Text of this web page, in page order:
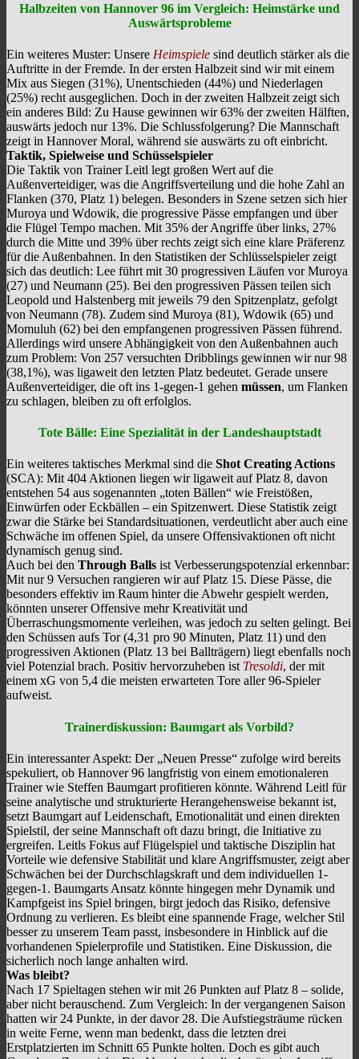
Halbzeiten von Hannover 96 im Vergleich: Heimstärke und
Auswärtsprobleme
Ein weiteres Muster: Unsere Heimspiele sind deutlich stärker als die
Auftritte in der Fremde. In der ersten Halbzeit sind wir mit einem
Mix aus Siegen (31%), Unentschieden (44%) und Niederlagen
(25%) recht ausgeglichen. Doch in der zweiten Halbzeit zeigt sich
ein anderes Bild: Zu Hause gewinnen wir 63% der zweiten Hälften,
auswärts jedoch nur 13%. Die Schlussfolgerung? Die Mannschaft
zeigt in Hannover Moral, während sie auswärts zu oft einbricht.
Taktik, Spielweise und Schüsselspieler
Die Taktik von Trainer Leitl legt großen Wert auf die
Außenverteidiger, was die Angriffsverteilung und die hohe Zahl an
Flanken (370, Platz 1) belegen. Besonders in Szene setzen sich hier
Muroya und Wdowik, die progressive Pässe empfangen und über
die Flügel Tempo machen. Mit 35% der Angriffe über links, 27%
durch die Mitte und 39% über rechts zeigt sich eine klare Präferenz
für die Außenbahnen. In den Statistiken der Schlüsselspieler zeigt
sich das deutlich: Lee führt mit 30 progressiven Läufen vor Muroya
(27) und Neumann (25). Bei den progressiven Pässen teilen sich
Leopold und Halstenberg mit jeweils 79 den Spitzenplatz, gefolgt
von Neumann (78). Zudem sind Muroya (81), Wdowik (65) und
Momuluh (62) bei den empfangenen progressiven Pässen führend.
Allerdings wird unsere Abhängigkeit von den Außenbahnen auch
zum Problem: Von 257 versuchten Dribblings gewinnen wir nur 98
(38,1%), was ligaweit den letzten Platz bedeutet. Gerade unsere
Außenverteidiger, die oft ins 1-gegen-1 gehen müssen, um Flanken
zu schlagen, bleiben zu oft erfolglos.
Tote Bälle: Eine Spezialität in der Landeshauptstadt
Ein weiteres taktisches Merkmal sind die Shot Creating Actions
(SCA): Mit 404 Aktionen liegen wir ligaweit auf Platz 8, davon
entstehen 54 aus sogenannten „toten Bällen“ wie Freistößen,
Einwürfen oder Eckbällen – ein Spitzenwert. Diese Statistik zeigt
zwar die Stärke bei Standardsituationen, verdeutlicht aber auch eine
Schwäche im offenen Spiel, da unsere Offensivaktionen oft nicht
dynamisch genug sind.
Auch bei den Through Balls ist Verbesserungspotenzial erkennbar:
Mit nur 9 Versuchen rangieren wir auf Platz 15. Diese Pässe, die
besonders effektiv im Raum hinter die Abwehr gespielt werden,
könnten unserer Offensive mehr Kreativität und
Überraschungsmomente verleihen, was jedoch zu selten gelingt. Bei
den Schüssen aufs Tor (4,31 pro 90 Minuten, Platz 11) und den
progressiven Aktionen (Platz 13 bei Ballträgern) liegt ebenfalls noch
viel Potenzial brach. Positiv hervorzuheben ist Tresoldi, der mit
einem xG von 5,4 die meisten erwarteten Tore aller 96-Spieler
aufweist.
Trainerdiskussion: Baumgart als Vorbild?
Ein interessanter Aspekt: Der „Neuen Presse“ zufolge wird bereits
spekuliert, ob Hannover 96 langfristig von einem emotionaleren
Trainer wie Steffen Baumgart profitieren könnte. Während Leitl für
seine analytische und strukturierte Herangehensweise bekannt ist,
setzt Baumgart auf Leidenschaft, Emotionalität und einen direkten
Spielstil, der seine Mannschaft oft dazu bringt, die Initiative zu
ergreifen. Leitls Fokus auf Flügelspiel und taktische Disziplin hat
Vorteile wie defensive Stabilität und klare Angriffsmuster, zeigt aber
Schwächen bei der Durchschlagskraft und dem individuellen 1-
gegen-1. Baumgarts Ansatz könnte hingegen mehr Dynamik und
Kampfgeist ins Spiel bringen, birgt jedoch das Risiko, defensive
Ordnung zu verlieren. Es bleibt eine spannende Frage, welcher Stil
besser zu unserem Team passt, insbesondere in Hinblick auf die
vorhandenen Spielerprofile und Statistiken. Eine Diskussion, die
sicherlich noch lange anhalten wird.
Was bleibt?
Nach 17 Spieltagen stehen wir mit 26 Punkten auf Platz 8 – solide,
aber nicht berauschend. Zum Vergleich: In der vergangenen Saison
hatten wir 24 Punkte, in der davor 28. Die Aufstiegsträume rücken
in weite Ferne, wenn man bedenkt, dass die letzten drei
Erstplatzierten im Schnitt 65 Punkte holten. Doch es gibt auch